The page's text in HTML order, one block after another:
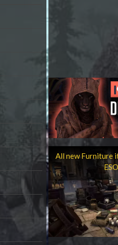
All new Furniture